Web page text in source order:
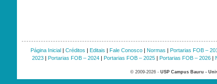
Página Inicial| Créditos | Editais | Fale Conosco| Normas | Portarias FOB –
2023| Portarias FOB – 2024| Portarias FOB – 2025| Portarias FOB – 2026|
© 2009-2026 - USP Campus Bauru -